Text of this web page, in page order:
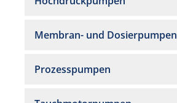
Membran- und Dosierpumpen
Prozesspumpen